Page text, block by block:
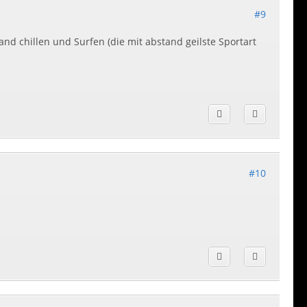
#9
chillen und Surfen (die mit abstand geilste Sportart
#10